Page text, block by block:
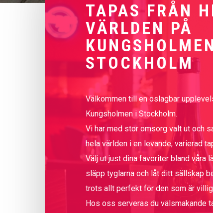
TAPAS FRÅN
VÄRLDEN PÅ
STOCKHOLM
Välkommen till en oslagbar
Kungsholmen i Stockholm.
Vi har med stor omsorg valt ut och
hela världen i en levande, varierad
Välj ut just dina favoriter bland våra
släpp tyglarna och låt ditt sällskap
trots allt perfekt för den som är
Hos oss serveras du välsmakande